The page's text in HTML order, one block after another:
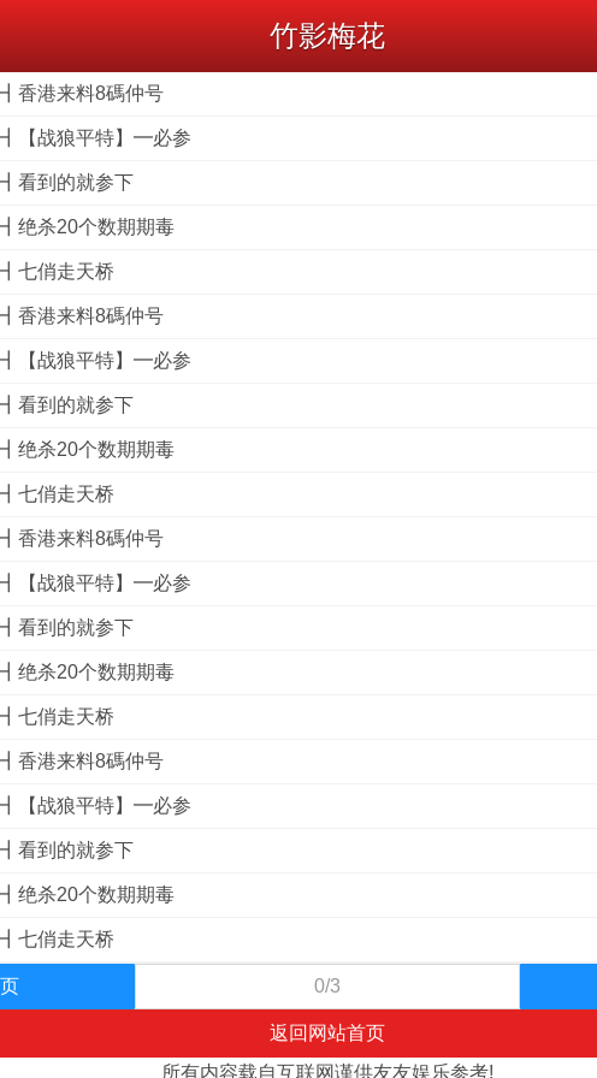
竹影梅花
香港来料8碼仲号
【战狼平特】━必参
看到的就参下
绝杀20个数期期毒
七俏走天桥
香港来料8碼仲号
【战狼平特】━必参
看到的就参下
绝杀20个数期期毒
七俏走天桥
香港来料8碼仲号
【战狼平特】━必参
看到的就参下
绝杀20个数期期毒
七俏走天桥
香港来料8碼仲号
【战狼平特】━必参
看到的就参下
绝杀20个数期期毒
七俏走天桥
0/3
返回网站首页
所有内容载自互联网谨供友友娱乐参考!